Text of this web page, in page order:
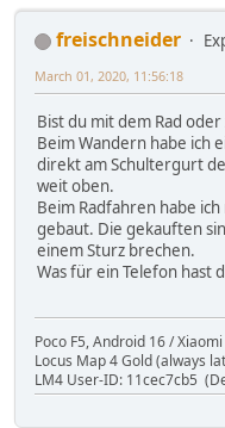
freischneider
March 01, 2020, 11:56:18
Bist du mit dem Rad
Beim Wandern habe ich
direkt am Schultergurt
weit oben.
Beim Radfahren habe
gebaut. Die gekauften
einem Sturz brechen.
Was für ein Telefon hast
Poco F5, Android 16 /
Locus Map 4 Gold (always
LM4 User-ID: 11cec7cb5